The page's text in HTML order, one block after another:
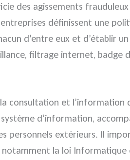
des agissements
définissent une
d’entre eux et d’établir
filtrage internet, badge
consultation et
d’information,
personnels extérieurs. Il
la loi